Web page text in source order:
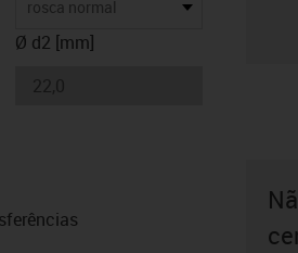
rosca normal
Ø d2 [mm]